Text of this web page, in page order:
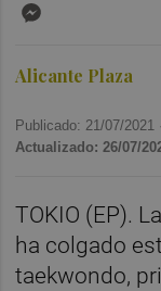
Alicante Plaza
Publicado: 21/07/2021
Actualizado: 26/07/
TOKIO (EP).
ha colgado
taekwondo,